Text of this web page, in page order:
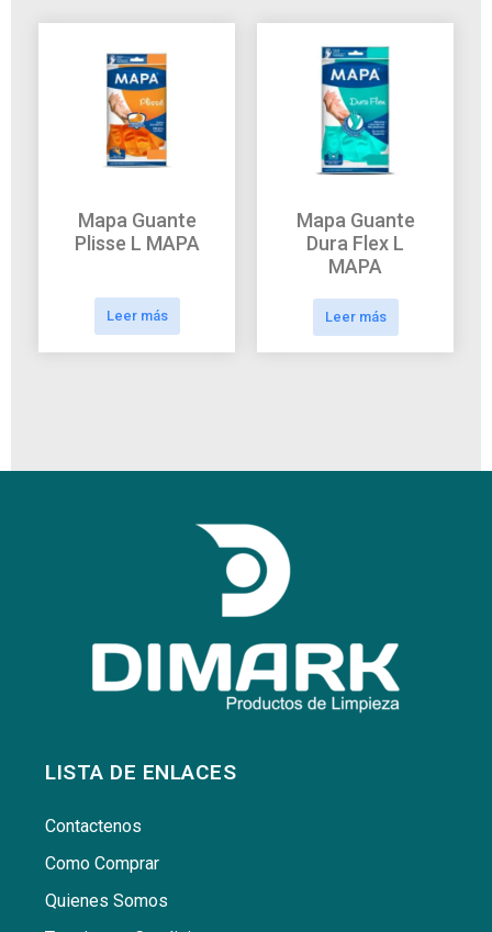
Mapa Guante
Plisse L MAPA
Leer más
Mapa Guante
Dura Flex L
MAPA
Leer más
LISTA DE ENLACES
Contactenos
Como Comprar
Quienes Somos